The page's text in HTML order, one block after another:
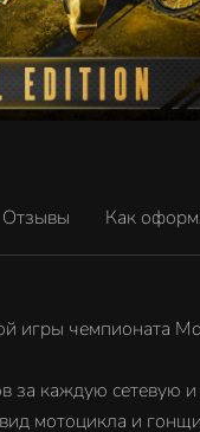
Отзывы Как
игры чемпионата
за каждую сетевую
мотоцикла и